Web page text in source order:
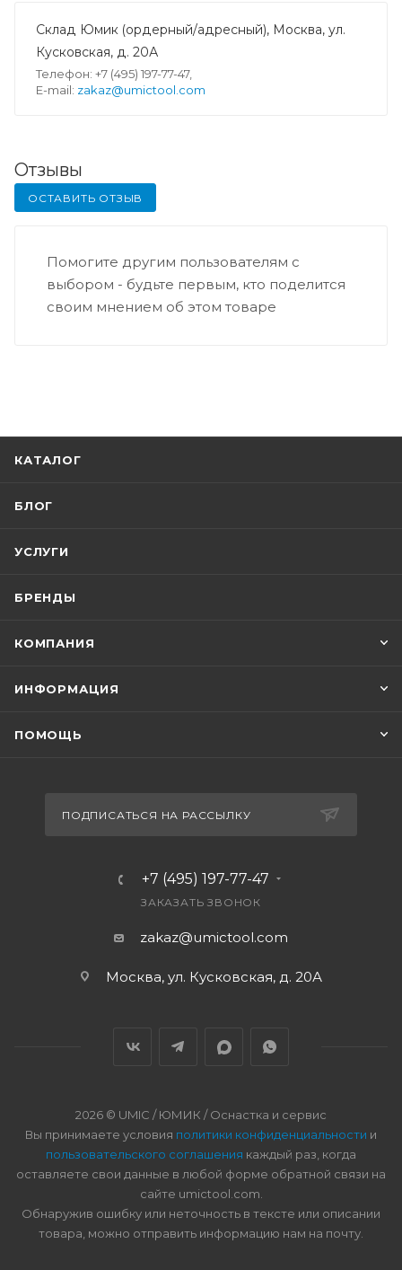
Склад Юмик (ордерный/адресный), Москва, ул.
Кусковская, д. 20А
Телефон: +7 (495) 197-77-47,
E-mail: zakaz@umictool.com
Отзывы
ОСТАВИТЬ ОТЗЫВ
Помогите другим пользователям с
выбором - будьте первым, кто поделится
своим мнением об этом товаре
КАТАЛОГ
БЛОГ
УСЛУГИ
БРЕНДЫ
КОМПАНИЯ
ИНФОРМАЦИЯ
ПОМОЩЬ
ПОДПИСАТЬСЯ НА РАССЫЛКУ
+7 (495) 197-77-47
ЗАКАЗАТЬ ЗВОНОК
zakaz@umictool.com
Москва, ул. Кусковская, д. 20А
2026 © UMIC / ЮМИК / Оснастка и сервис
Вы принимаете условия политики конфиденциальности и
пользовательского соглашения каждый раз, когда
оставляете свои данные в любой форме обратной связи на
сайте umictool.com.
Обнаружив ошибку или неточность в тексте или описании
товара, можно отправить информацию нам на почту.